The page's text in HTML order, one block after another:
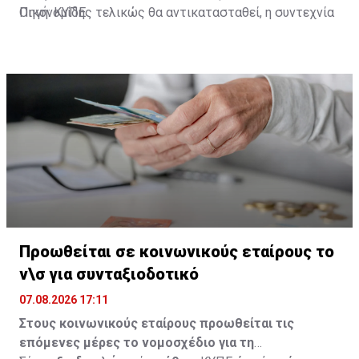
Οικονομίδης τελικώς θα αντικατασταθεί, η συντεχνία
από τα εν λόγω αβάσιμα και καθοδηγούμενα
δημοσιεύματα θα αναγκάσει τη Συντεχνία μας να άρει
την εμπιστοσύνη προς το πρόσωπο του Προέδρου της
Δημοκρατίας και της Κυβέρνησης".
Πηγή: ΚΥΠΕ
Προωθείται σε κοινωνικούς εταίρους το
ν\σ για συνταξιοδοτικό
07.08.2026 17:11
Στους κοινωνικούς εταίρους προωθείται τις
επόμενες μέρες το νομοσχέδιο για τη